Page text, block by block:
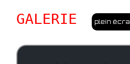
GALERIE plein